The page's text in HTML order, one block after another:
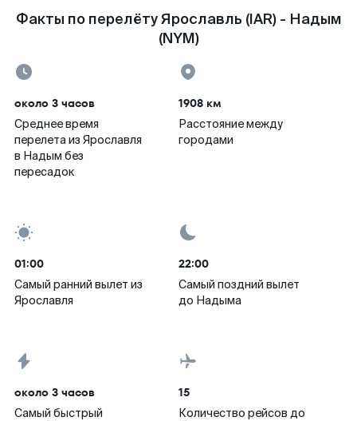
Факты по перелёту Ярославль (IAR) - Надым
(NYM)
около 3 часов
Среднее время
перелета из Ярославля
в Надым без
пересадок
1908 км
Расстояние между
городами
01:00
Самый ранний вылет из
Ярославля
22:00
Самый поздний вылет
до Надыма
около 3 часов
Самый быстрый
15
Количество рейсов до